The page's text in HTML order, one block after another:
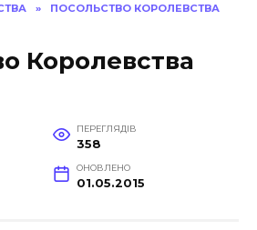
»
ПОСОЛЬСТВО КОРОЛЕВСТВА
Королевства
ПЕРЕГЛЯДІВ
358
ОНОВЛЕНО
01.05.2015